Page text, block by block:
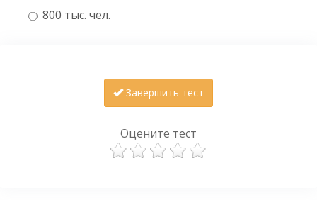
800 тыс. чел.
Завершить тест
Оцените тест